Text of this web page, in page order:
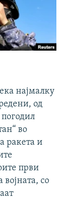
најмалку
од
во
ракета и
први
со